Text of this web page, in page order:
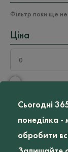
Сьогодні
понеділка -
обробити
Фільтр поки ще
Ціна
Товарів,
знайдено.